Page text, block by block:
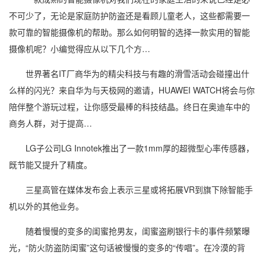
不可少了，无论是家庭防护防盗还是看顾儿童老人，这些都需要一
款可靠的智能摄像机的帮助。那么如何明智的选择一款实用的智能
摄像机呢？小编觉得应从以下几个方…
世界著名IT厂商华为的精尖科技与有趣的滑雪活动会碰撞出什
么样的闪光？来自华为与天极网的邀请，HUAWEI WATCH将会与你
陪伴整个游玩过程，让你感受最棒的科技结晶。终日在奥迪车中的
商务人群，对于提高…
LG子公司LG Innotek推出了一款1mm厚的超微型心率传感器，
既节能又提升了精度。
三星高管在媒体发布会上表示三星或将拓展VR到旗下除智能手
机以外的其他业务。
随着慢慢的变多的闺蜜抢男友，闺蜜盗刷银行卡的事件频繁曝
光，“防火防盗防闺蜜”这句话被慢慢的变多的“传唱”。在冷漠的背